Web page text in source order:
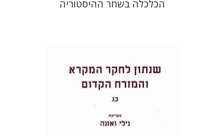
הכלכלה בשחר ההיסטוריה
נילי ואזנה